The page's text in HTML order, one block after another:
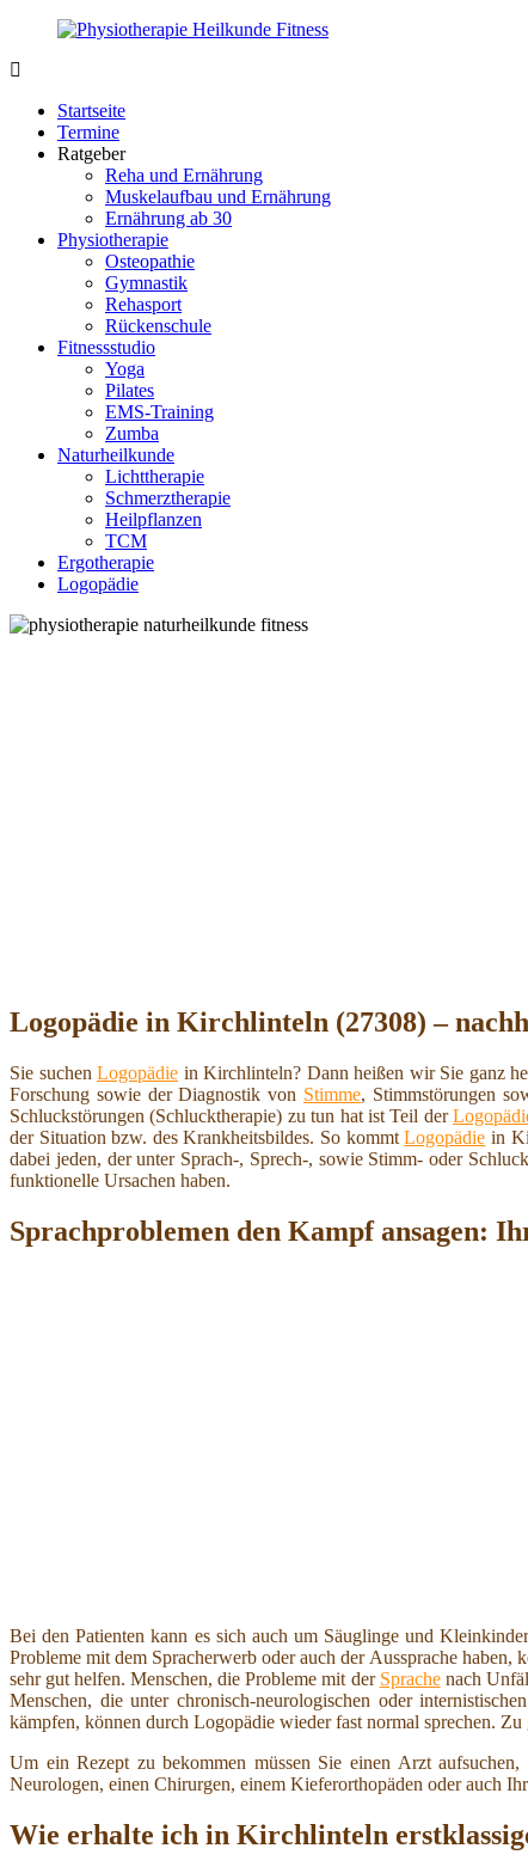
Zurück
Inhalt
Fit.de
Körper
Startseite
Termine
Ratgeber
Reha und Ernährung
Muskelaufbau und Ernährung
Ernährung ab 30
Physiotherapie
Osteopathie
Gymnastik
Rehasport
Rückenschule
Fitnessstudio
Yoga
Pilates
EMS-Training
Zumba
Naturheilkunde
Lichttherapie
Schmerztherapie
Heilpflanzen
TCM
Ergotherapie
Logopädie
Logopädie in Kirchlinteln (27308) –
Sie suchen Logopädie in Kirchlinteln? Dann heißen wir Sie ganz
Forschung sowie der Diagnostik von Stimme, Stimmstörungen
Schluckstörungen (Schlucktherapie) zu tun hat ist Teil der
der Situation bzw. des Krankheitsbildes. So kommtLogopädie in
dabei jeden, der unter Sprach-, Sprech-, sowie Stimm- oder
funktionelle Ursachen haben.
Sprachproblemen den Kampf ansagen:
Bei den Patienten kann es sich auch um Säuglinge und
Probleme mit dem Spracherwerb oder auch der Aussprache
sehr gut helfen. Menschen, die Probleme mit der Sprachenach
Menschen, die unter chronisch-neurologischen oder
kämpfen, können durch Logopädie wieder fast normal sprechen.
Um ein Rezept zu bekommen müssen Sie einen Arzt
Neurologen, einen Chirurgen, einem Kieferorthopäden oder auch
Wie erhalte ich in Kirchlinteln